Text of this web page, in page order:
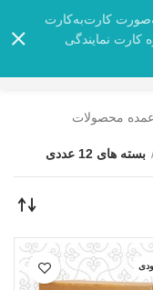
بسته های 12 عددی
کارت‌به‌کارت
نمایندگی